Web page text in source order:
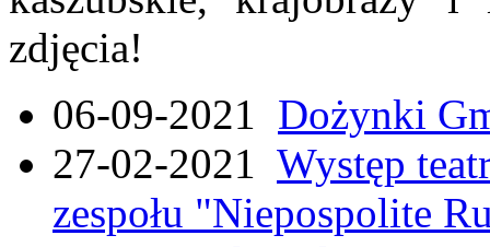
zdjęcia!
06-09-2021 Dożynki
27-02-2021 Występ
zespołu "Niepospolite